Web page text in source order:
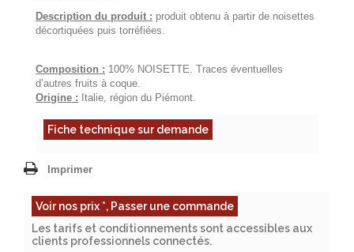
Description du produit : produit obtenu à partir de noisettes
décortiquées puis torréfiées.
Composition : 100% NOISETTE. Traces éventuelles
d’autres fruits à coque.
Origine : Italie, région du Piémont.
Fiche technique sur demande
Voir nos prix *, Passer une commande
Les tarifs et conditionnements sont accessibles aux
clients professionnels connectés.
Imprimer